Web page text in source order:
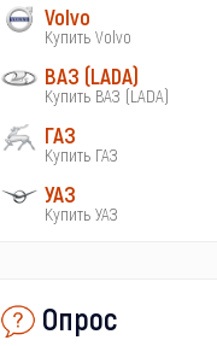
Volvo
Купить Volvo
ВАЗ (LADA)
Купить ВАЗ (LADA)
ГАЗ
Купить ГАЗ
УАЗ
Купить УАЗ
Опрос